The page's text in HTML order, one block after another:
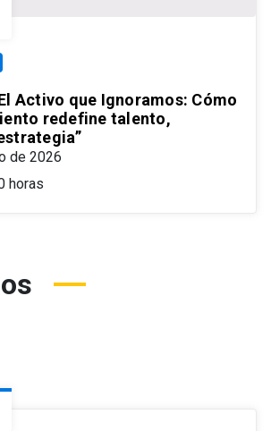
Activo que Ignoramos: Cómo
redefine talento,
de 2026
horas